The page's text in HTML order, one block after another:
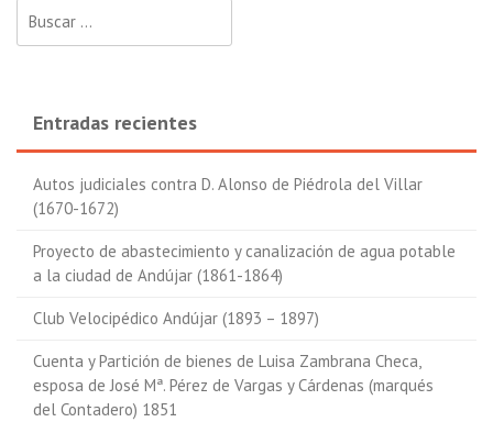
Entradas recientes
Autos judiciales contra D. Alonso de Piédrola del Villar
(1670-1672)
Proyecto de abastecimiento y canalización de agua potable
a la ciudad de Andújar (1861-1864)
Club Velocipédico Andújar (1893 – 1897)
Cuenta y Partición de bienes de Luisa Zambrana Checa,
esposa de José Mª. Pérez de Vargas y Cárdenas (marqués
del Contadero) 1851